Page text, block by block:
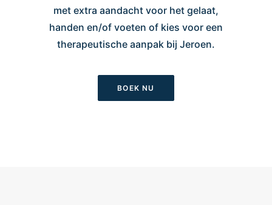
met extra aandacht voor het gelaat,
handen en/of voeten of kies voor een
therapeutische aanpak bij Jeroen.
BOEK NU